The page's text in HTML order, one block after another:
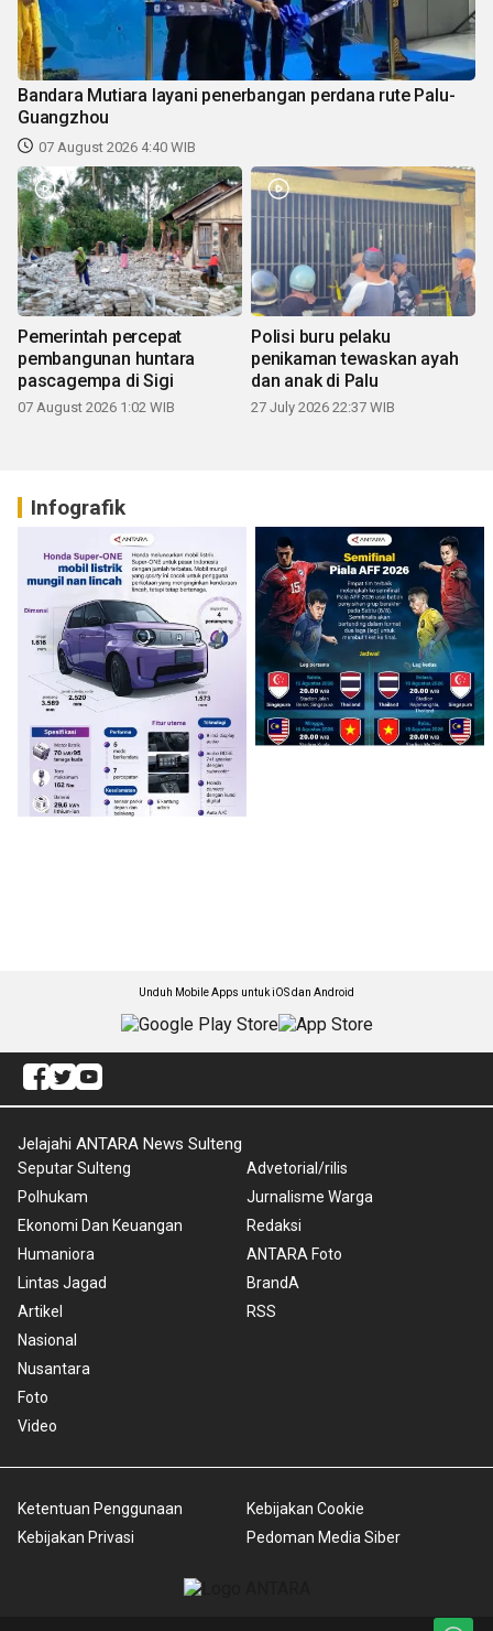
Bandara Mutiara layani penerbangan perdana rute Palu-
Guangzhou
07 August 2026 4:40 WIB
Pemerintah percepat
pembangunan huntara
pascagempa di Sigi
07 August 2026 1:02 WIB
Polisi buru pelaku
penikaman tewaskan ayah
dan anak di Palu
27 July 2026 22:37 WIB
Infografik
Unduh Mobile Apps untuk iOS dan Android
Jelajahi ANTARA News Sulteng
Seputar Sulteng
Polhukam
Ekonomi Dan Keuangan
Humaniora
Lintas Jagad
Artikel
Nasional
Nusantara
Foto
Video
Advetorial/rilis
Jurnalisme Warga
Redaksi
ANTARA Foto
BrandA
RSS
Ketentuan Penggunaan
Kebijakan Privasi
Kebijakan Cookie
Pedoman Media Siber